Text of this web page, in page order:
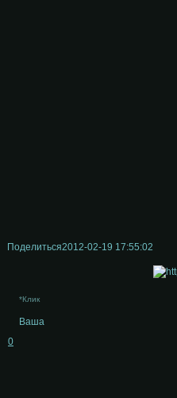
Поделиться2012-02-19 17:55:02
*Клик
Ваша
0